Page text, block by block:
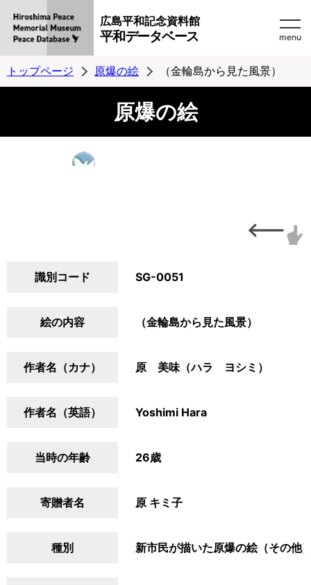
広島平和記念資料館
平和データベース menu
トップページ 原爆の絵 （金輪島から見た風景）
原爆の絵
識別コード SG-0051
絵の内容 （金輪島から見た風景）
作者名（カナ） 原 美味（ハラ ヨシミ）
作者名（英語） Yoshimi Hara
当時の年齢 26歳
寄贈者名 原 キミ子
種別 新市民が描いた原爆の絵（その他